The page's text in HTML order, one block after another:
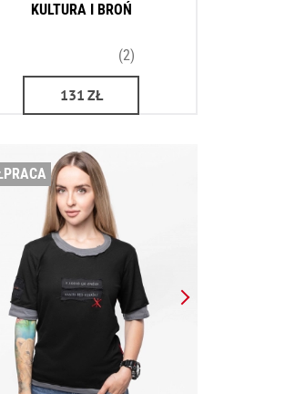
KULTURA I BROŃ
(2)
131 ZŁ